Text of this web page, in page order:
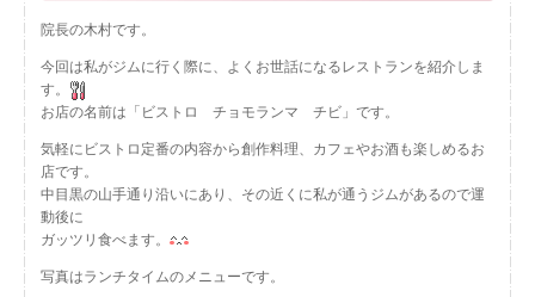
院長の木村です。
今回は私がジムに行く際に、よくお世話になるレストランを紹介しま
す。
お店の名前は「ビストロ チョモランマ チビ」です。
気軽にビストロ定番の内容から創作料理、カフェやお酒も楽しめるお
店です。
中目黒の山手通り沿いにあり、その近くに私が通うジムがあるので運
動後に
ガッツリ食べます。
写真はランチタイムのメニューです。